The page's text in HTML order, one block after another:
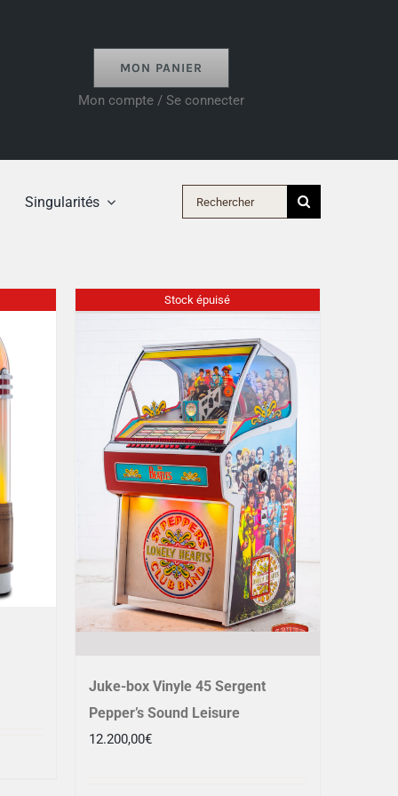
MON PANIER
Mon compte / Se connecter
Singularités Rechercher:
Stock épuisé
Juke-box Vinyle 45 Sergent
Pepper’s Sound Leisure
12.200,00€